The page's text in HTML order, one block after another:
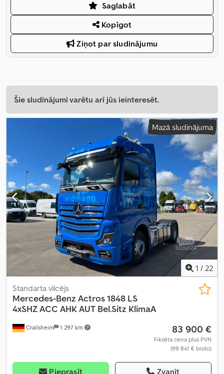
Saglabāt
Kopīgot
Ziņot par sludinājumu
Šie sludinājumi varētu arī jūs ieinteresēt.
Mazā sludinājuma
1 / 22
Crailsheim 1 297 km
Standarta vilcējs
Mercedes-Benz Actros 1848 LS
4xSHZ ACC AHK AUT Bel.Sitz KlimaA
83 900 €
Fiksēta cena plus PVN
(99 841 € bruto)
Pieprasīt Zvanīt